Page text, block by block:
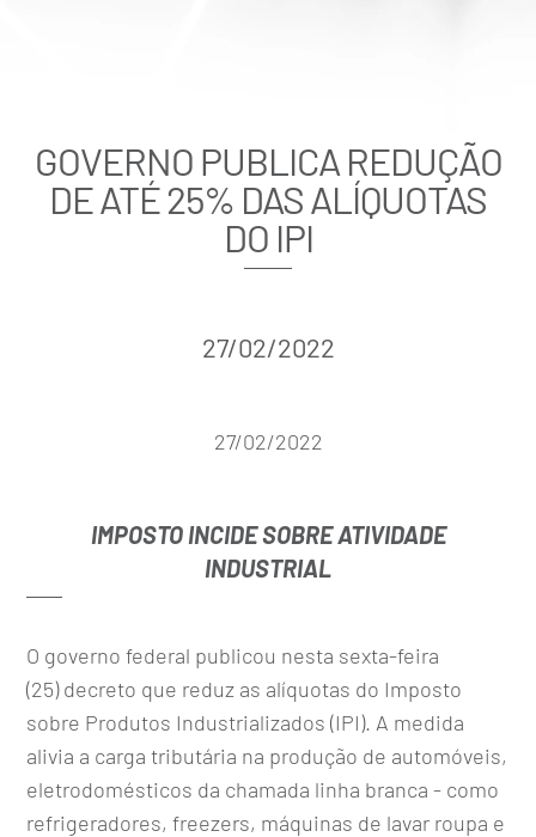
GOVERNO PUBLICA REDUÇÃO
DE ATÉ 25% DAS ALÍQUOTAS
DO IPI
27/02/2022
27/02/2022
IMPOSTO INCIDE SOBRE ATIVIDADE
INDUSTRIAL
O governo federal publicou nesta sexta-feira
(25) decreto que reduz as alíquotas do Imposto
sobre Produtos Industrializados (IPI). A medida
alivia a carga tributária na produção de automóveis,
eletrodomésticos da chamada linha branca - como
refrigeradores, freezers, máquinas de lavar roupa e